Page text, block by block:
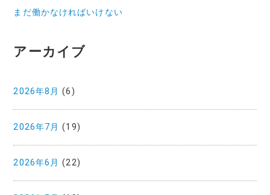
まだ働かなければいけない
アーカイブ
2026年8月 (6)
2026年7月 (19)
2026年6月 (22)